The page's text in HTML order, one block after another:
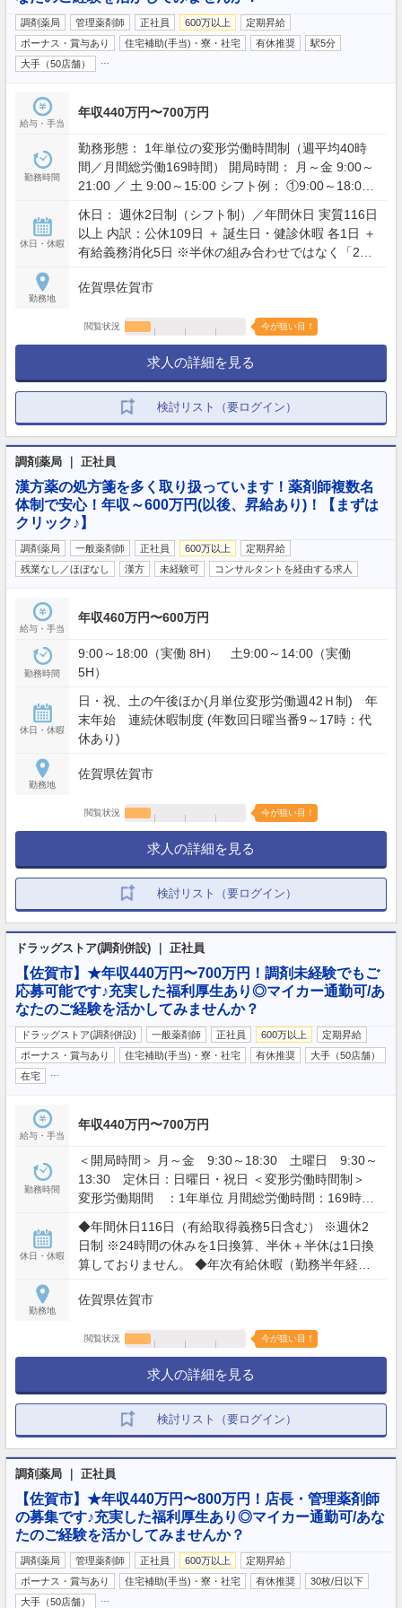
調剤薬局 管理薬剤師 正社員 600万以上
定期昇給
ボーナス・賞与あり
住宅補助(手当)・寮・社宅 有休推奨
駅5分
大手（50店舗）
給与・手当
年収440万円〜700万円
勤務時間
勤務形態： 1年単位の変形労働時間制（週平均40時
間／月間総労働169時間） 開局時間： 月～金 9:00～
21:00 ／ 土 9:00～15:00 シフト例： ①9:00～18:00
当番制となります。 業務都合により、始業・終業時
間を臨時に前後させる場合があります。
休日・休暇
休日： 週休2日制（シフト制）／年間休日 実質116日
以上 内訳：公休109日 ＋ 誕生日・健診休暇 各1日 ＋
有給義務消化5日 ※半休の組み合わせではなく「24
（誕生月に1日）、健診休暇（年1日） 子育て支援：
日） 慶弔・特別休暇： 結婚休暇（5日）、配偶者出
産休暇（2日）、忌引（最大7日） その他： 災害休暇
（最大7日）、年次有給休暇（半年後10日付与）
勤務地
佐賀県佐賀市
閲覧状況 今が狙い目！
求人の詳細を見る
検討リスト（要ログイン）
調剤薬局 ｜ 正社員
漢方薬の処方箋を多く取り扱っています！薬剤師複数名
体制で安心！年収～600万円(以後、昇給あり)！【まずは
クリック♪】
調剤薬局 一般薬剤師 正社員 600万以上
定期昇給
残業なし／ほぼなし
漢方 未経験可 コンサルタントを経由する求人
給与・手当
年収460万円〜600万円
勤務時間
9:00～18:00（実働 8H） 土9:00～14:00（実働
5H）
休日・休暇
日・祝、土の午後ほか(月単位変形労働週42Ｈ制) 年
末年始 連続休暇制度 (年数回日曜当番9～17時：代
休あり)
勤務地
佐賀県佐賀市
閲覧状況 今が狙い目！
求人の詳細を見る
検討リスト（要ログイン）
ドラッグストア(調剤併設) ｜ 正社員
【佐賀市】★年収440万円〜700万円！調剤未経験でもご
応募可能です♪充実した福利厚生あり◎マイカー通勤可/あ
なたのご経験を活かしてみませんか？
ドラッグストア(調剤併設) 一般薬剤師 正社員 600万以上
定期昇給
ボーナス・賞与あり
住宅補助(手当)・寮・社宅 有休推奨
大手（50店舗）
在宅
給与・手当
年収440万円〜700万円
勤務時間
＜開局時間＞ 月～金 9:30～18:30 土曜日 9:30～
13:30 定休日：日曜日・祝日 ＜変形労働時間制＞
変形労働期間 ：1年単位 月間総労働時間：169時間
休日・休暇
◆年間休日116日（有給取得義務5日含む） ※週休2
日制 ※24時間の休みを1日換算、半休＋半休は1日換
算しておりません。 ◆年次有給休暇（勤務半年経過
産前休暇：6週間 ※多胎妊娠の場合14週間 ◆産後
◆特別休暇：本人の結婚5日・忌引き最大7日・配偶
者が出産するとき2日・家屋の消失、倒壊等の災害
勤務地
佐賀県佐賀市
閲覧状況 今が狙い目！
求人の詳細を見る
検討リスト（要ログイン）
調剤薬局 ｜ 正社員
【佐賀市】★年収440万円〜800万円！店長・管理薬剤師
の募集です♪充実した福利厚生あり◎マイカー通勤可/あな
たのご経験を活かしてみませんか？
調剤薬局 管理薬剤師 正社員 600万以上
定期昇給
ボーナス・賞与あり
住宅補助(手当)・寮・社宅 有休推奨
30枚/日以下
大手（50店舗）